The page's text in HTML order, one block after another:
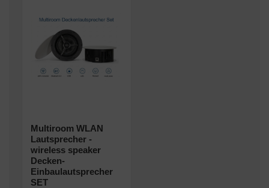
Multiroom WLAN
Lautsprecher -
wireless speaker
Decken-
Einbaulautsprecher
SET